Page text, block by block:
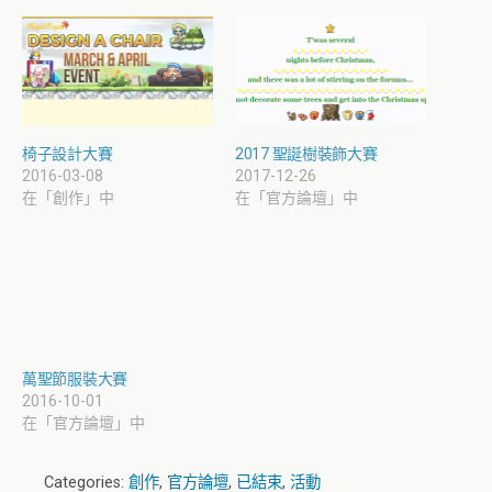
椅子設計大賽
2016-03-08
在「創作」中
2017 聖誕樹裝飾大賽
2017-12-26
在「官方論壇」中
萬聖節服裝大賽
2016-10-01
在「官方論壇」中
Categories: 創作, 官方論壇, 已結束, 活動